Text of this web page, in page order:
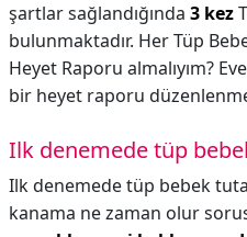
şartlar sağlandığında 3 kez
bulunmaktadır. Her Tüp
Heyet Raporu almalıyım?
bir heyet raporu
Ilk denemede tüp
Ilk denemede tüp bebek
kanama ne zaman olur